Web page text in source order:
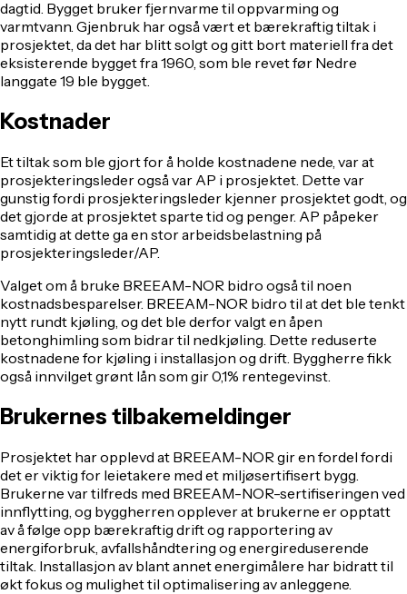
dagtid. Bygget bruker fjernvarme til oppvarming og
varmtvann. Gjenbruk har også vært et bærekraftig tiltak i
prosjektet, da det har blitt solgt og gitt bort materiell fra det
eksisterende bygget fra 1960, som ble revet før Nedre
langgate 19 ble bygget.
Kostnader
Et tiltak som ble gjort for å holde kostnadene nede, var at
prosjekteringsleder også var AP i prosjektet. Dette var
gunstig fordi prosjekteringsleder kjenner prosjektet godt, og
det gjorde at prosjektet sparte tid og penger. AP påpeker
samtidig at dette ga en stor arbeidsbelastning på
prosjekteringsleder/AP.
Valget om å bruke BREEAM-NOR bidro også til noen
kostnadsbesparelser. BREEAM-NOR bidro til at det ble tenkt
nytt rundt kjøling, og det ble derfor valgt en åpen
betonghimling som bidrar til nedkjøling. Dette reduserte
kostnadene for kjøling i installasjon og drift. Byggherre fikk
også innvilget grønt lån som gir 0,1% rentegevinst.
Brukernes tilbakemeldinger
Prosjektet har opplevd at BREEAM-NOR gir en fordel fordi
det er viktig for leietakere med et miljøsertifisert bygg.
Brukerne var tilfreds med BREEAM-NOR-sertifiseringen ved
innflytting, og byggherren opplever at brukerne er opptatt
av å følge opp bærekraftig drift og rapportering av
energiforbruk, avfallshåndtering og energireduserende
tiltak. Installasjon av blant annet energimålere har bidratt til
økt fokus og mulighet til optimalisering av anleggene.